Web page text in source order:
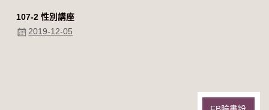
107-2 性別講座
2019-12-05